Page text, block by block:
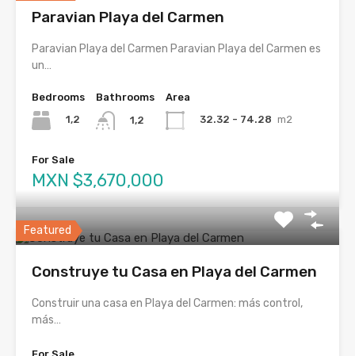
Paravian Playa del Carmen
Paravian Playa del Carmen Paravian Playa del Carmen es
un…
Bedrooms
1,2
Bathrooms
1,2
Area
32.32 - 74.28 m2
For Sale
MXN $3,670,000
Featured
Construye tu Casa en Playa del Carmen
Construir una casa en Playa del Carmen: más control,
más…